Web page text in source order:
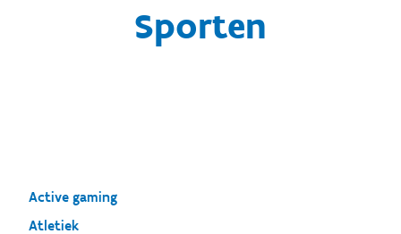
Sporten
Active gaming
Atletiek